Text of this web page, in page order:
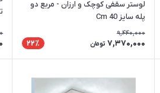
لوستر سقفی کوچک و ارزان - مربع دو
پله سایز Cm 40
9,440,000
7,370,000 تومان 22٪